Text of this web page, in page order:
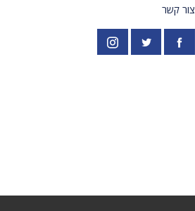
צור קשר
פייסבוק PardesPublish
אינסטגרם